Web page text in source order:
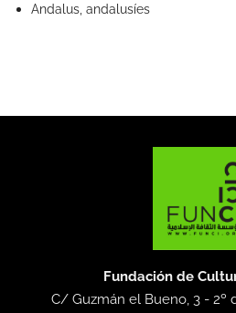
Andalus, andalusíes
Fundación de
C/ Guzmán el Bueno, 3 - 2º